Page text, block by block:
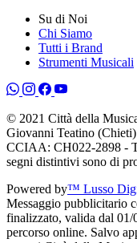
Su di Noi
Chi Siamo
Tutti i Brand
Strumenti Musicali
© 2021 Città della
Giovanni Teatino
CCIAA: CH022-2898 -
segni distintivi sono di
Powered by™ Lusso
Messaggio pubblicitario
finalizzato, valida dal
percorso online. Salvo